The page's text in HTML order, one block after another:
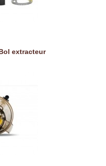
extracteur